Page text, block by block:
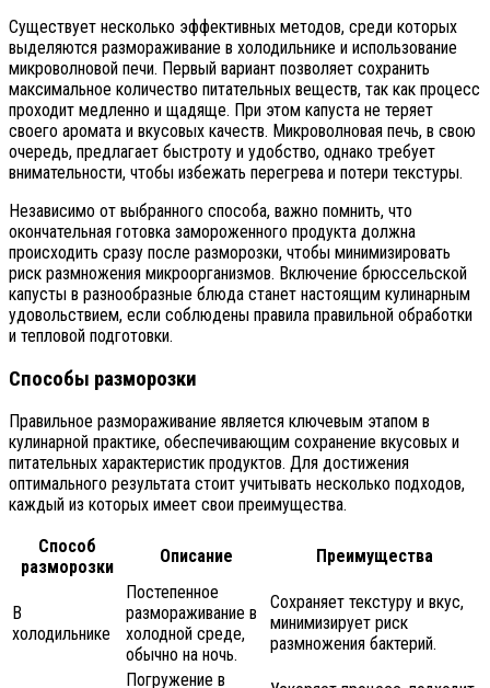
Существует несколько эффективных методов, среди которых
выделяются размораживание в холодильнике и использование
микроволновой печи. Первый вариант позволяет сохранить
максимальное количество питательных веществ, так как процесс
проходит медленно и щадяще. При этом капуста не теряет
своего аромата и вкусовых качеств. Микроволновая печь, в свою
очередь, предлагает быстроту и удобство, однако требует
внимательности, чтобы избежать перегрева и потери текстуры.
Независимо от выбранного способа, важно помнить, что
окончательная готовка замороженного продукта должна
происходить сразу после разморозки, чтобы минимизировать
риск размножения микроорганизмов. Включение брюссельской
капусты в разнообразные блюда станет настоящим кулинарным
удовольствием, если соблюдены правила правильной обработки
и тепловой подготовки.
Способы разморозки
Правильное размораживание является ключевым этапом в
кулинарной практике, обеспечивающим сохранение вкусовых и
питательных характеристик продуктов. Для достижения
оптимального результата стоит учитывать несколько подходов,
каждый из которых имеет свои преимущества.
Способ
разморозки
Описание Преимущества
В
холодильнике
Постепенное
размораживание в
холодной среде,
обычно на ночь.
Сохраняет текстуру и вкус,
минимизирует риск
размножения бактерий.
Погружение в